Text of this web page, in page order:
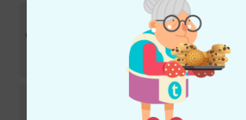
MIDI SolutionsR8 Relay
4
Disponibile
MIDI Solutions Velocity Converter
14